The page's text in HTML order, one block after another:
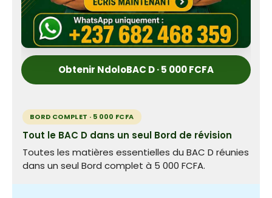
Obtenir NdoloBAC D · 5 000 FCFA
BORD COMPLET · 5 000 FCFA
Tout le BAC D dans un seul Bord de révision
Toutes les matières essentielles du BAC D réunies
dans un seul Bord complet à 5 000 FCFA.